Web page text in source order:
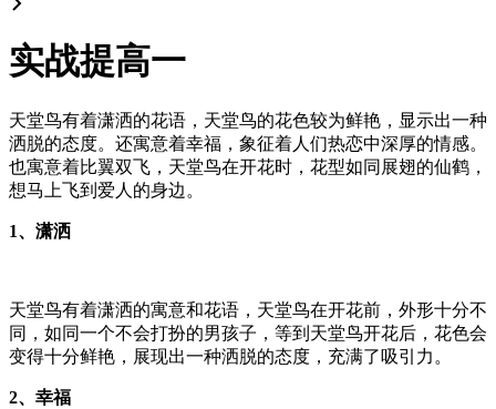
实战提高一
天堂鸟有着潇洒的花语，天堂鸟的花色较为鲜艳，显示出一种
洒脱的态度。还寓意着幸福，象征着人们热恋中深厚的情感。
也寓意着比翼双飞，天堂鸟在开花时，花型如同展翅的仙鹤，
想马上飞到爱人的身边。
1、潇洒
天堂鸟有着潇洒的寓意和花语，天堂鸟在开花前，外形十分不
同，如同一个不会打扮的男孩子，等到天堂鸟开花后，花色会
变得十分鲜艳，展现出一种洒脱的态度，充满了吸引力。
2、幸福